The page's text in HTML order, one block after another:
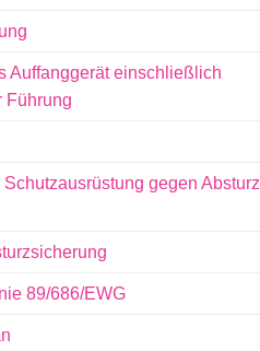
Auffanggerät einschließlich
Führung
gegen Absturz
89/686/EWG